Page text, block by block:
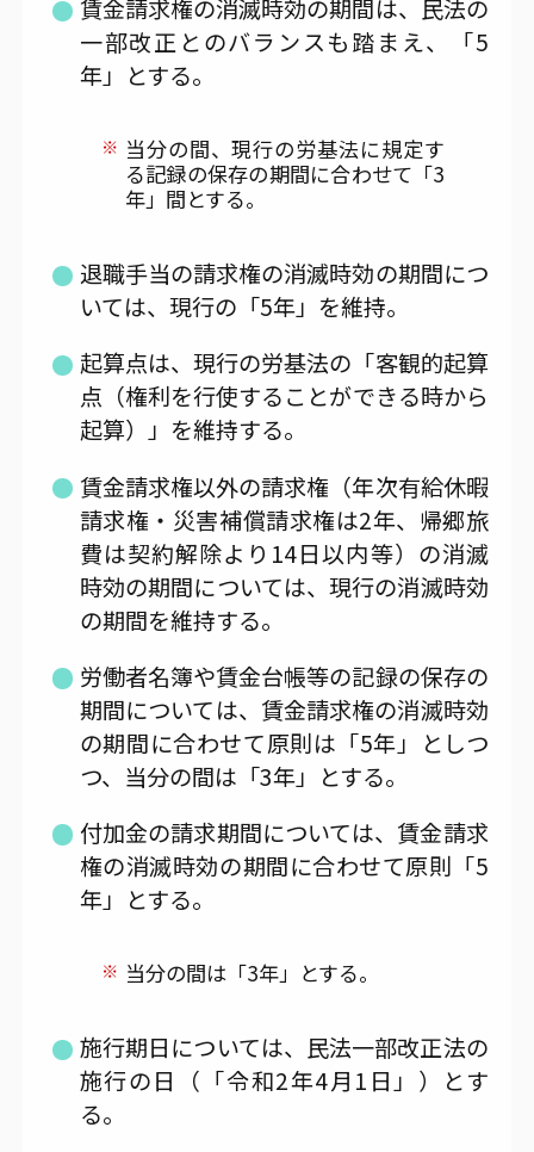
賃金請求権の消滅時効の期間は、民法の
一部改正とのバランスも踏まえ、「5
年」とする。
※ 当分の間、現行の労基法に規定す
る記録の保存の期間に合わせて「3
年」間とする。
退職手当の請求権の消滅時効の期間につ
いては、現行の「5年」を維持。
起算点は、現行の労基法の「客観的起算
点（権利を行使することができる時から
起算）」を維持する。
賃金請求権以外の請求権（年次有給休暇
請求権・災害補償請求権は2年、帰郷旅
費は契約解除より14日以内等）の消滅
時効の期間については、現行の消滅時効
の期間を維持する。
労働者名簿や賃金台帳等の記録の保存の
期間については、賃金請求権の消滅時効
の期間に合わせて原則は「5年」としつ
つ、当分の間は「3年」とする。
付加金の請求期間については、賃金請求
権の消滅時効の期間に合わせて原則「5
年」とする。
※ 当分の間は「3年」とする。
施行期日については、民法一部改正法の
施行の日（「令和2年4月1日」）とす
る。